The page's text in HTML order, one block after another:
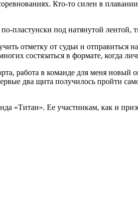
Кто-то силен в
пластунски под натянутой лентой,
отметку от судьи и отправиться
состязаться в формате, когда
работа в команде для меня
два щита получилось пройти
«Титан». Ее участникам, как и